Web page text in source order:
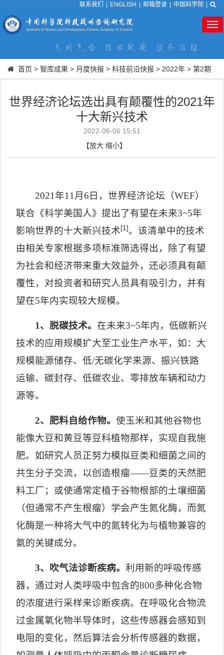
联系我们 ENGLISH 邮箱登录 中国科学院
首页 > 智库成果 > 月度快报 > 科技前沿快报 > 2022年 > 第2期
世界经济论坛选出具有颠覆性的2021年
十大新兴技术
2022-06-06 15:51
【放大 缩小】
2021 年11 月 6 日，世界经济论坛（WEF）
联合《科学美国人》提出了有望在未来3~5年
影响世界的十大新兴技术[1]。该清单中的技术
由相关专家根据多项标准筛选得出，除了有望
为社会和经济带来重大效益外，还必须具有颠
覆性，对投资者和研究人员具有吸引力，并有
望在5年内实现较大规模。
1、脱碳技术。 在未来3~5年内，低碳新兴
技术的应用规模扩大至工业生产水平，如：大
规模能源储存、低/无碳化学来源、振兴铁路
运输、碳封存、低碳农业、零排放车辆和动力
源等。
2、肥料自给作物。 使玉米和其他谷物也
能像大豆和黄豆等豆科植物那样，实现自我施
肥。如研究人员正努力模拟豆类和细菌之间的
共生分子交流，以创造根瘤——豆类的天然肥
料工厂；或使通常定植于谷物根部的土壤细菌
（但通常不产生根瘤）学会产生氮化酶，而氮
化酶是一种将大气中的氮转化为与植物兼容的
氨的关键成分。
3、吹气法诊断疾病。 利用新的呼吸传感
器，通过对人类呼吸中包含的800多种化合物
的浓度进行采样来诊断疾病。在呼吸化合物流
过金属氧化物半导体时，这些传感器会感知到
电阻的变化，然后算法会分析传感器的数据，